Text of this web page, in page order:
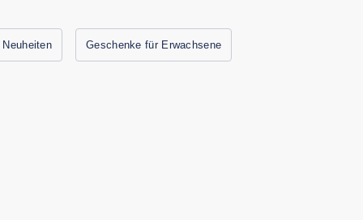
Geschenke für Erwachsene